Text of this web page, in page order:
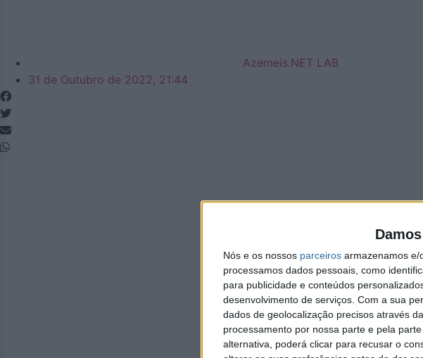
Nós e os nossos parceiros armazenamos e/
processamos dados pessoais, como
para publicidade e conteúdos
desenvolvimento de serviços. Com a sua
dados de geolocalização precisos através
processamento por nossa parte e pela
alternativa, poderá clicar para recusar o
Azemeis.NET LAB
31 de Outubro de 2022, 21:44